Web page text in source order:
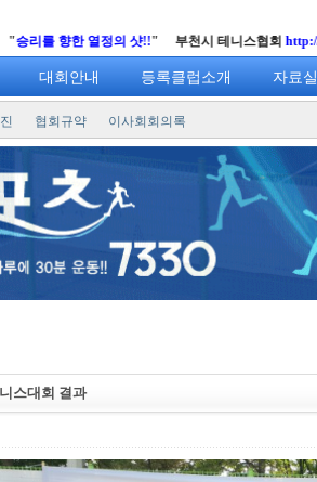
" 부천시 테니스협회 http://www.lifetennis.org
대회안내 등록클럽소개 자료실
협회규약 이사회회의록
스대회 결과